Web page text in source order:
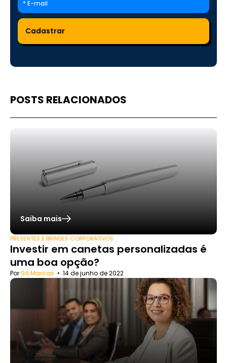
POSTS RELACIONADOS
Saiba mais
PRESENTES E BRINDES CORPORATIVOS
Investir em canetas personalizadas é
uma boa opção?
PorSó Marcas • 14 de junho de 2022